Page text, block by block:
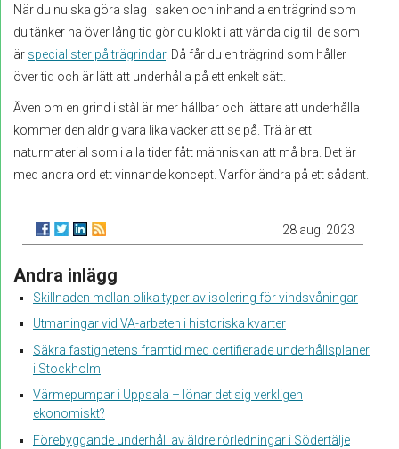
När du nu ska göra slag i saken och inhandla en trägrind som
du tänker ha över lång tid gör du klokt i att vända dig till de som
är specialister på trägrindar. Då får du en trägrind som håller
över tid och är lätt att underhålla på ett enkelt sätt.
Även om en grind i stål är mer hållbar och lättare att underhålla
kommer den aldrig vara lika vacker att se på. Trä är ett
naturmaterial som i alla tider fått människan att må bra. Det är
med andra ord ett vinnande koncept. Varför ändra på ett sådant.
28 aug. 2023
Andra inlägg
Skillnaden mellan olika typer av isolering för vindsvåningar
Utmaningar vid VA-arbeten i historiska kvarter
Säkra fastighetens framtid med certifierade underhållsplaner
i Stockholm
Värmepumpar i Uppsala – lönar det sig verkligen
ekonomiskt?
Förebyggande underhåll av äldre rörledningar i Södertälje